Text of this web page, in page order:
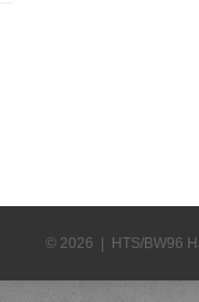
© 2026 | HTS/BW96